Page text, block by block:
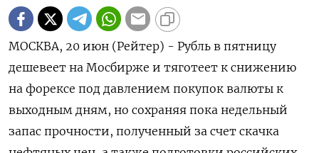
МОСКВА, 20 июн (Рейтер) - Рубль в пятницу
дешевеет на Мосбирже и тяготеет к снижению
на форексе под давлением покупок валюты к
выходным дням, но сохраняя пока недельный
запас прочности, полученный за счет скачка